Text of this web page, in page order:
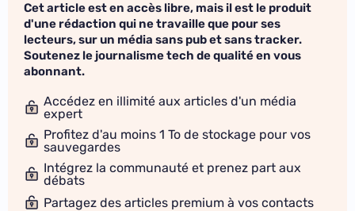
Cet article est en accès libre, mais il est le produit
d'une rédaction qui ne travaille que pour ses
lecteurs, sur un média sans pub et sans tracker.
Soutenez le journalisme tech de qualité en vous
abonnant.
Accédez en illimité aux articles d'un média
expert
Profitez d'au moins 1 To de stockage pour vos
sauvegardes
Intégrez la communauté et prenez part aux
débats
Partagez des articles premium à vos contacts